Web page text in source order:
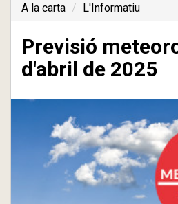
A la carta L'Informatiu
Previsió
d'abril de 2025